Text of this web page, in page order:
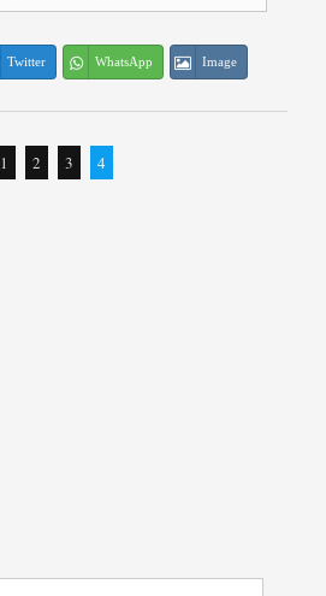
Twitter WhatsApp Image
1 2 3 4